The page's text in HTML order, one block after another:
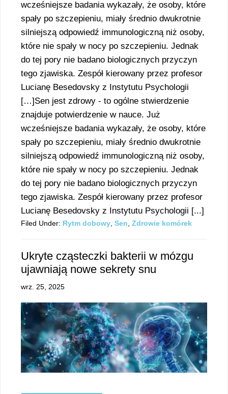
wcześniejsze badania wykazały, że osoby, które
spały po szczepieniu, miały średnio dwukrotnie
silniejszą odpowiedź immunologiczną niż osoby,
które nie spały w nocy po szczepieniu. Jednak
do tej pory nie badano biologicznych przyczyn
tego zjawiska. Zespół kierowany przez profesor
Lucianę Besedovsky z Instytutu Psychologii
[…]Sen jest zdrowy - to ogólne stwierdzenie
znajduje potwierdzenie w nauce. Już
wcześniejsze badania wykazały, że osoby, które
spały po szczepieniu, miały średnio dwukrotnie
silniejszą odpowiedź immunologiczną niż osoby,
które nie spały w nocy po szczepieniu. Jednak
do tej pory nie badano biologicznych przyczyn
tego zjawiska. Zespół kierowany przez profesor
Lucianę Besedovsky z Instytutu Psychologii [...]
Filed Under: Rytm dobowy Sen Zdrowie komórek
Ukryte cząsteczki bakterii w mózgu
ujawniają nowe sekrety snu
wrz. 25, 2025